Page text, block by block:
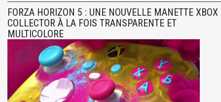
FORZA HORIZON 5 : UNE NOUVELLE MANETTE XBOX
COLLECTOR À LA FOIS TRANSPARENTE ET
MULTICOLORE